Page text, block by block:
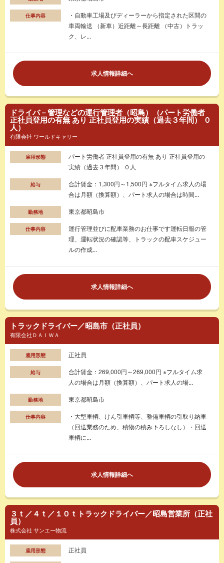
仕事内容
・自動車工場及びディーラーから指定された区間の
車両輸送 （新車）近距離～長距離 （中古）トラッ
ク、レ...
求人情報詳細へ
ドライバ－管理などの運行管理者（昭島）（パート労働者
正社員登用の有無 あり 正社員登用の実績（過去３年間） ０
人）
有限会社 ワールドキャリー
雇用形態
パート労働者 正社員登用の有無 あり 正社員登用の
実績（過去３年間） ０人
給与
合計賃金：1,300円～1,500円 ※フルタイム求人の場
合は月額（換算額）、パート求人の場合は時間...
勤務地 東京都昭島市
仕事内容
運行管理並びに配車業務のお仕事です運転日報の管
理、運転状況の確認等、トラックの配車スケジュー
ルの作成...
求人情報詳細へ
トラックドライバー／昭島市（正社員）
有限会社ＤＡＩＷＡ
雇用形態 正社員
給与
合計賃金：269,000円～269,000円 ※フルタイム求
人の場合は月額（換算額）、パート求人の場...
勤務地 東京都昭島市
仕事内容
・大型車輌、けん引車輌等、整備車輌の引取り納車
（回送業務のため、積物の積み下ろしなし）・回送
車輌に...
求人情報詳細へ
３ｔ／４ｔ／１０ｔトラックドライバー／昭島営業所（正社
員）
株式会社 サンエー物流
雇用形態
正社員